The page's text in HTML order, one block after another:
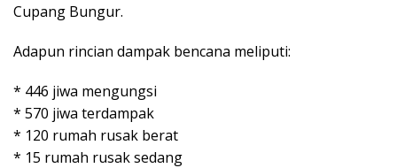
Cupang Bungur.
Adapun rincian dampak bencana meliputi:
* 446 jiwa mengungsi
* 570 jiwa terdampak
* 120 rumah rusak berat
* 15 rumah rusak sedang